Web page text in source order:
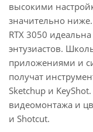
высокими
значительно ниже.
RTX 3050
энтузиастов.
приложениями и
получат
Sketchup и
видеомонтажа и
и Shotcut.